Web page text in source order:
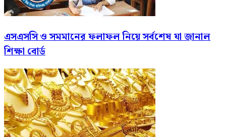
এসএসসি ও সমমানের ফলাফল নিয়ে সর্বশেষ যা জানাল
শিক্ষা বোর্ড